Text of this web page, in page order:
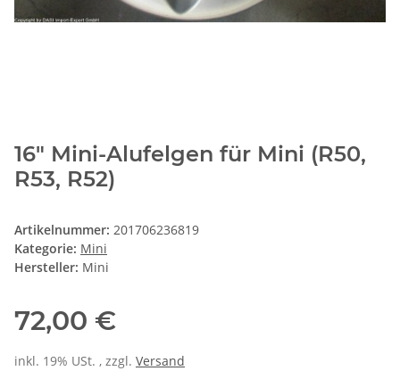
16" Mini-Alufelgen für Mini (R50,
R53, R52)
Artikelnummer: 201706236819
Kategorie: Mini
Hersteller: Mini
72,00 €
inkl. 19% USt. , zzgl. Versand